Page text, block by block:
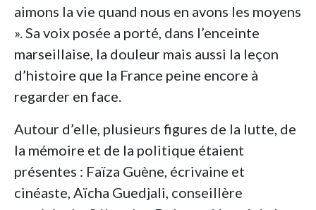
aimons la vie quand nous en avons les moyens
». Sa voix posée a porté, dans l’enceinte
marseillaise, la douleur mais aussi la leçon
d’histoire que la France peine encore à
regarder en face.
Autour d’elle, plusieurs figures de la lutte, de
la mémoire et de la politique étaient
présentes : Faïza Guène, écrivaine et
cinéaste, Aïcha Guedjali, conseillère